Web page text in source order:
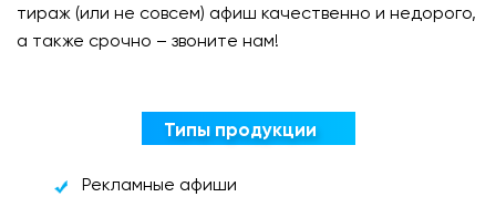
тираж (или не совсем) афиш качественно и недорого,
а также срочно – звоните нам!
Типы продукции
Рекламные афиши